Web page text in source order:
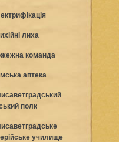
лиха
команда
аптека
полк
училище